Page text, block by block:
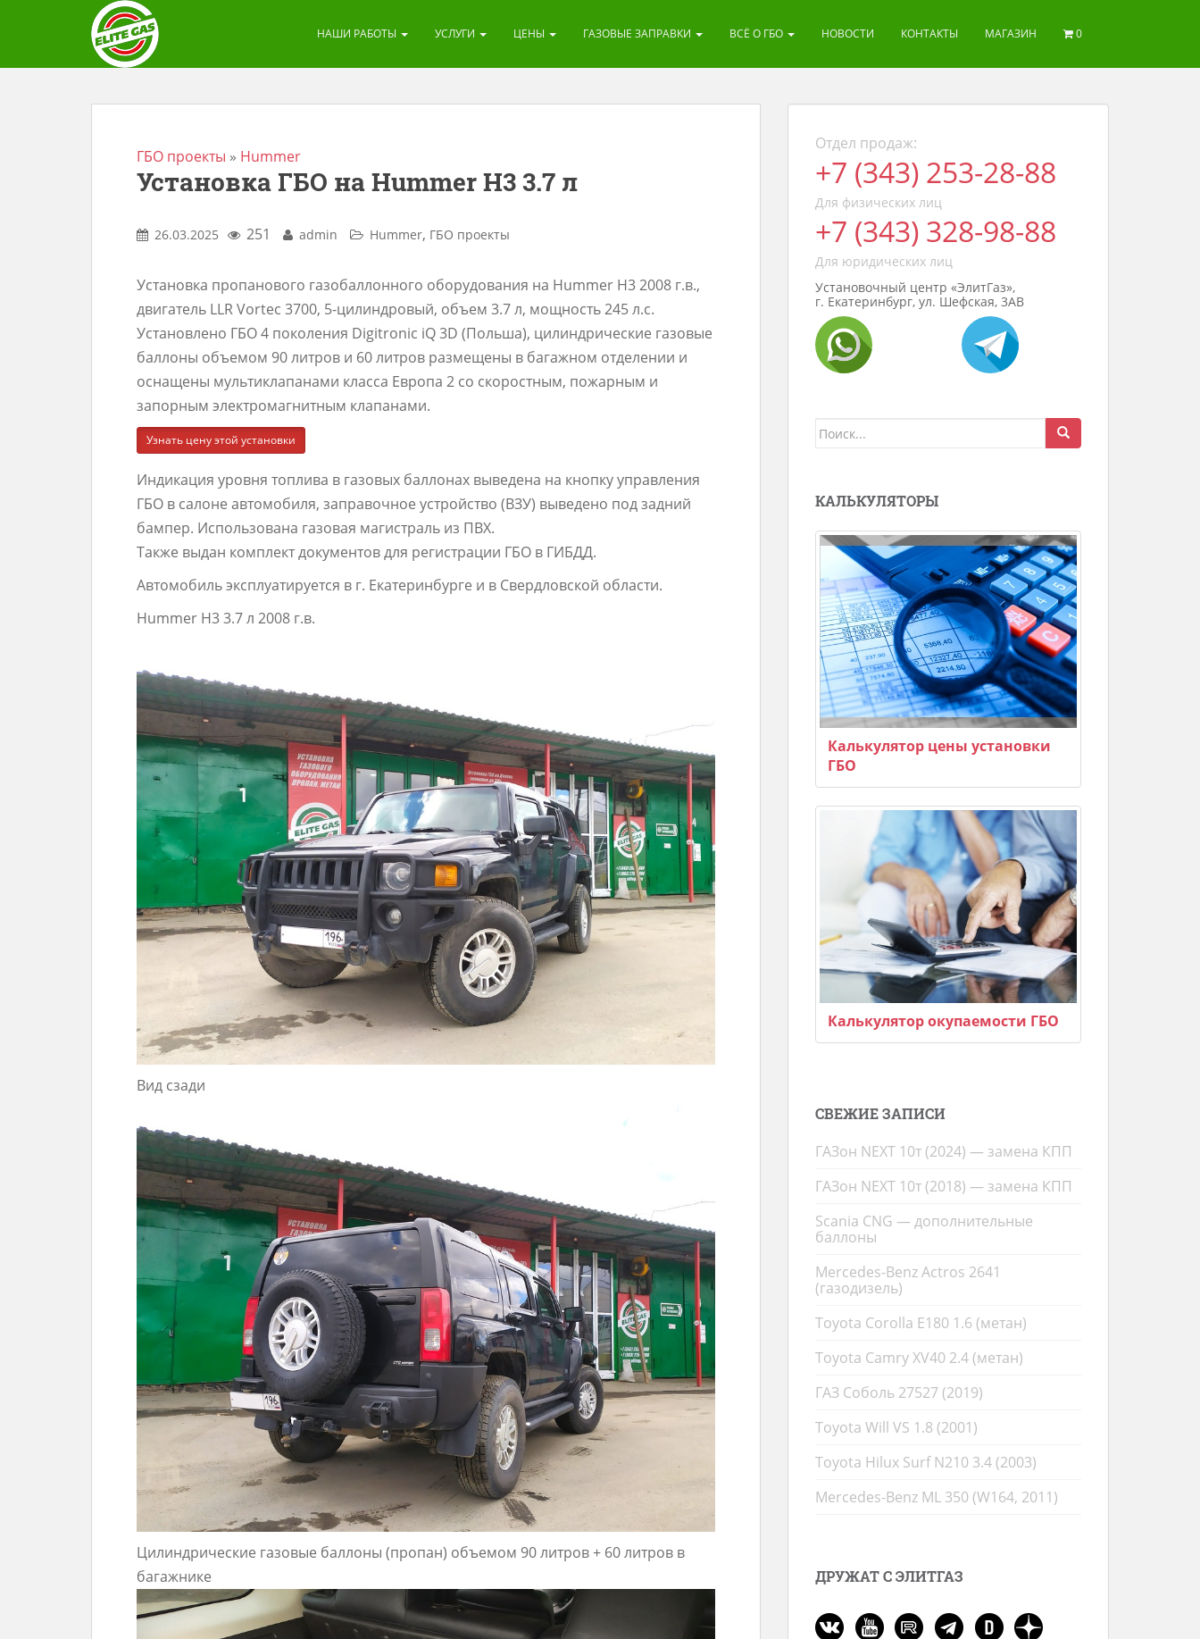
НАШИ РАБОТЫ УСЛУГИ ЦЕНЫ ГАЗОВЫЕ ЗАПРАВКИ ВСЁ О ГБО НОВОСТИ КОНТАКТЫ МАГАЗИН 0
ГБО проекты » Hummer
Установка ГБО на Hummer H3 3.7 л
26.03.2025 251 admin Hummer, ГБО проекты
Установка пропанового газобаллонного оборудования на Hummer H3 2008 г.в.,
двигатель LLR Vortec 3700, 5-цилиндровый, объем 3.7 л, мощность 245 л.с.
Установлено ГБО 4 поколения Digitronic iQ 3D (Польша), цилиндрические газовые
баллоны объемом 90 литров и 60 литров размещены в багажном отделении и
оснащены мультиклапанами класса Европа 2 со скоростным, пожарным и
запорным электромагнитным клапанами.
Узнать цену этой установки
Индикация уровня топлива в газовых баллонах выведена на кнопку управления
ГБО в салоне автомобиля, заправочное устройство (ВЗУ) выведено под задний
бампер. Использована газовая магистраль из ПВХ.
Также выдан комплект документов для регистрации ГБО в ГИБДД.
Автомобиль эксплуатируется в г. Екатеринбурге и в Свердловской области.
Hummer H3 3.7 л 2008 г.в.
Вид сзади
Цилиндрические газовые баллоны (пропан) объемом 90 литров + 60 литров в
багажнике
Отдел продаж:
+7 (343) 253-28-88
Для физических лиц
+7 (343) 328-98-88
Для юридических лиц
Установочный центр «ЭлитГаз»,
г. Екатеринбург, ул. Шефская, 3АВ
Поиск
КАЛЬКУЛЯТОРЫ
Калькулятор цены установки
ГБО
Калькулятор окупаемости ГБО
СВЕЖИЕ ЗАПИСИ
ГАЗон NEXT 10т (2024) — замена КПП
ГАЗон NEXT 10т (2018) — замена КПП
Scania CNG — дополнительные
баллоны
Mercedes-Benz Actros 2641
(газодизель)
Toyota Corolla E180 1.6 (метан)
Toyota Camry XV40 2.4 (метан)
ГАЗ Соболь 27527 (2019)
Toyota Will VS 1.8 (2001)
Toyota Hilux Surf N210 3.4 (2003)
Mercedes-Benz ML 350 (W164, 2011)
ДРУЖАТ С ЭЛИТГАЗ